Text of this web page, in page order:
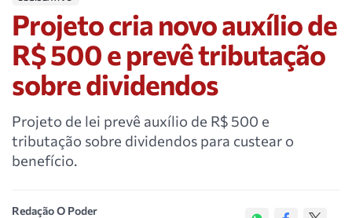
Projeto cria novo auxílio de
R$ 500 e prevê tributação
sobre dividendos
Projeto de lei prevê auxílio de R$ 500 e
tributação sobre dividendos para custear o
benefício.
Redação O Poder